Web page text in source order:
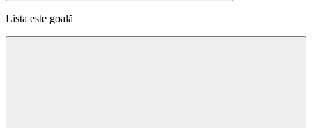
Lista este goală